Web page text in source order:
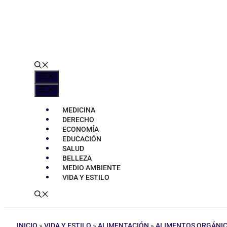
MEDICINA
DERECHO
ECONOMÍA
EDUCACIÓN
SALUD
BELLEZA
MEDIO AMBIENTE
VIDA Y ESTILO